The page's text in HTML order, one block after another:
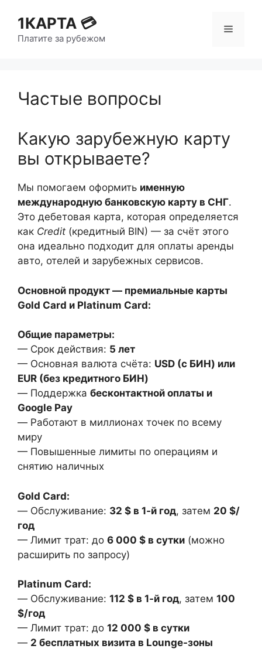
1КАРТА 💳
Платите за рубежом
Частые вопросы
Какую зарубежную карту
вы открываете?
Мы помогаем оформить именную
международную банковскую карту в СНГ.
Это дебетовая карта, которая определяется
как Credit (кредитный BIN) — за счёт этого
она идеально подходит для оплаты аренды
авто, отелей и зарубежных сервисов.
Основной продукт — премиальные карты
Gold Card и Platinum Card:
Общие параметры:
— Срок действия: 5 лет
— Основная валюта счёта: USD (с БИН) или
EUR (без кредитного БИН)
— Поддержка бесконтактной оплаты и
Google Pay
— Работают в миллионах точек по всему
миру
— Повышенные лимиты по операциям и
снятию наличных
Gold Card:
— Обслуживание: 32 $ в 1‑й год, затем 20 $/
год
— Лимит трат: до 6 000 $ в сутки (можно
расширить по запросу)
Platinum Card:
— Обслуживание: 112 $ в 1‑й год, затем 100
$/год
— Лимит трат: до 12 000 $ в сутки
— 2 бесплатных визита в Lounge‑зоны